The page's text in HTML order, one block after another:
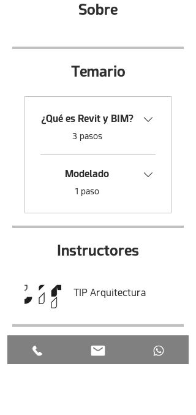
Sobre
Temario
¿Qué es Revit y BIM?
.
3 pasos
Modelado
.
1 paso
Instructores
TIP Arquitectura
Precio